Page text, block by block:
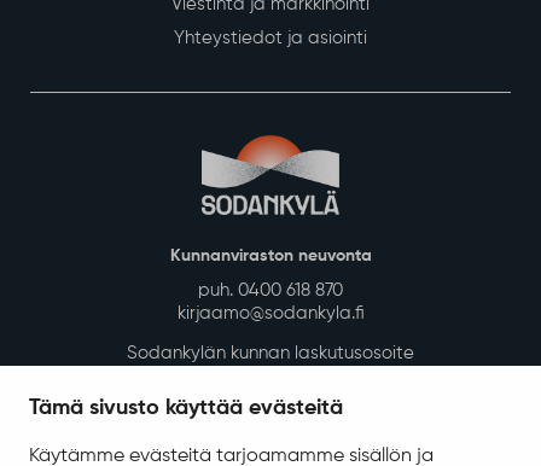
Tämä sivusto käyttää evästeitä
Käytämme evästeitä tarjoamamme sisällön ja
Viestintä ja markkinointi
Yhteystiedot ja asiointi
Kunnanviraston neuvonta
puh. 0400 618 870
kirjaamo@sodankyla.fi
Sodankylän kunnan laskutusosoite